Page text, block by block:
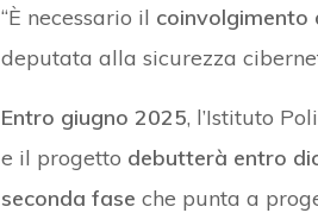
“È necessario il coinvolgimento
deputata alla sicurezza
Entro giugno 2025, l’Istituto
e il progetto debutterà entro
seconda fase che punta a